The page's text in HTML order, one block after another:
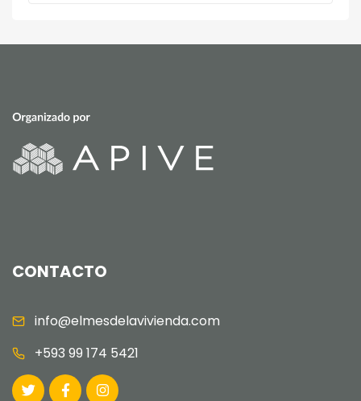
CONTACTO
info@elmesdelavivienda.com
+593 99 174 5421